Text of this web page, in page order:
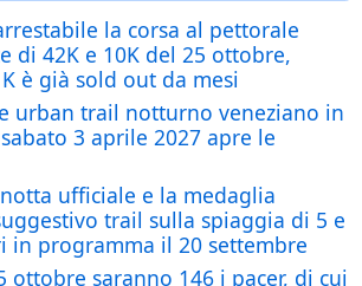
la corsa al pettorale
di 42K e 10K del 25 ottobre,
è già sold out da mesi
urban trail notturno veneziano in
3 aprile 2027 apre le
ufficiale e la medaglia
trail sulla spiaggia di 5 e
in programma il 20 settembre
ottobre saranno 146 i pacer, di cui